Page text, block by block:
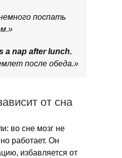
поспать
a nap after lunch.
после обеда.»
от сна
во сне мозг не
работает. Он
избавляется от